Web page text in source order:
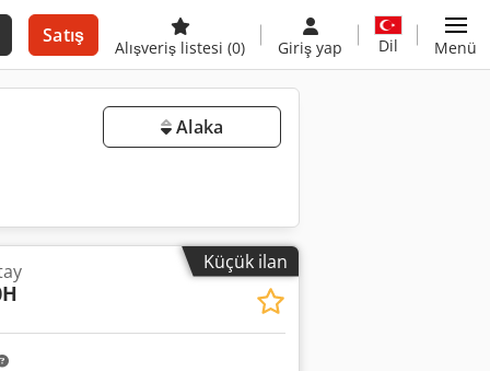
Satış
Alışveriş listesi (0) Giriş yap Dil Menü
Alaka
Küçük ilan